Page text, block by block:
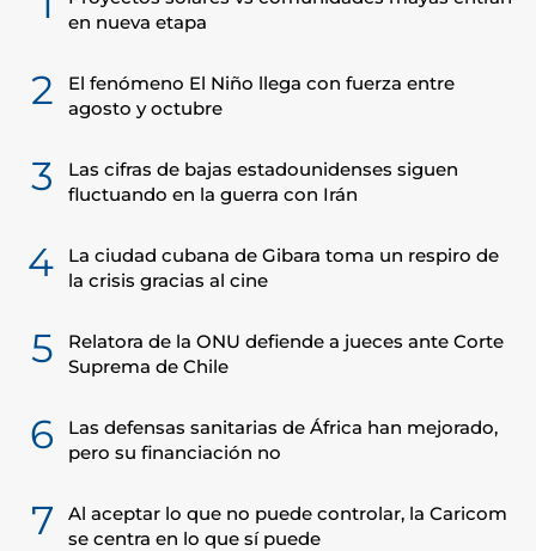
en nueva etapa
2
El fenómeno El Niño llega con fuerza entre
agosto y octubre
3
Las cifras de bajas estadounidenses siguen
fluctuando en la guerra con Irán
4
La ciudad cubana de Gibara toma un respiro de
la crisis gracias al cine
5
Relatora de la ONU defiende a jueces ante Corte
Suprema de Chile
6
Las defensas sanitarias de África han mejorado,
pero su financiación no
7
Al aceptar lo que no puede controlar, la Caricom
se centra en lo que sí puede